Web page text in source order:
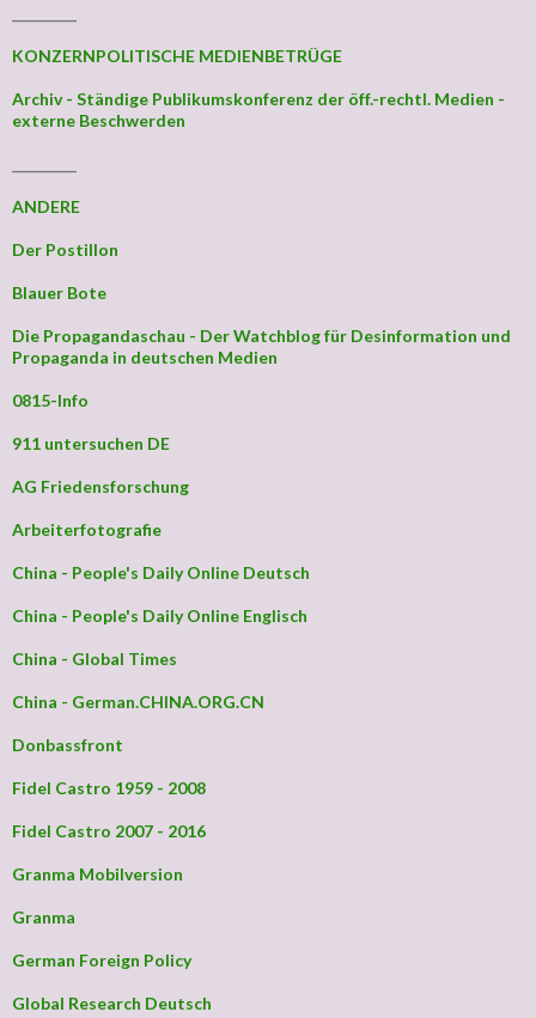
KONZERNPOLITISCHE MEDIENBETRÜGE
Archiv - Ständige Publikumskonferenz der öff.-rechtl. Medien -
externe Beschwerden
ANDERE
Der Postillon
Blauer Bote
Die Propagandaschau - Der Watchblog für Desinformation und
Propaganda in deutschen Medien
0815-Info
911 untersuchen DE
AG Friedensforschung
Arbeiterfotografie
China - People's Daily Online Deutsch
China - People's Daily Online Englisch
China - Global Times
China - German.CHINA.ORG.CN
Donbassfront
Fidel Castro 1959 - 2008
Fidel Castro 2007 - 2016
Granma Mobilversion
Granma
German Foreign Policy
Global Research Deutsch